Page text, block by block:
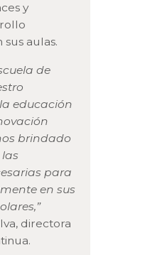
y
aulas.
de
educación
brindado
para
en sus
directora